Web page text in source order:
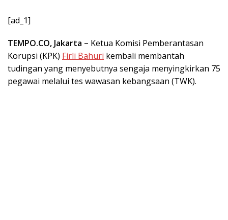
[ad_1]
TEMPO.CO, Jakarta – Ketua Komisi Pemberantasan
Korupsi (KPK) Firli Bahuri kembali membantah
tudingan yang menyebutnya sengaja menyingkirkan 75
pegawai melalui tes wawasan kebangsaan (TWK).